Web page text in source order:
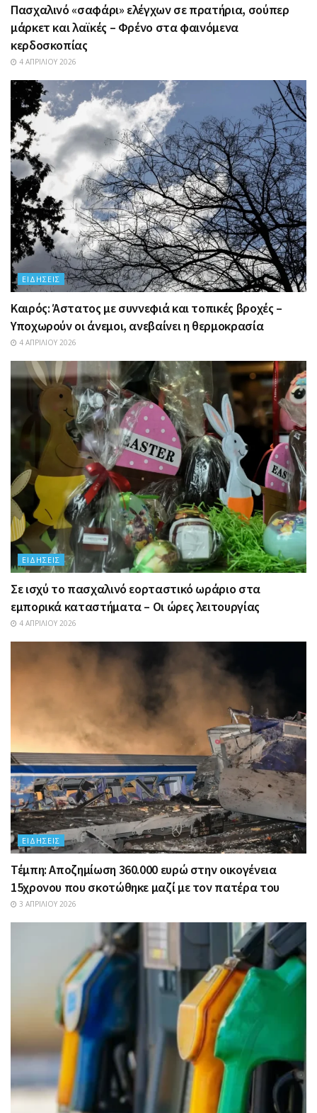
Πασχαλινό «σαφάρι» ελέγχων σε πρατήρια, σούπερ
μάρκετ και λαϊκές – Φρένο στα φαινόμενα
κερδοσκοπίας
4 ΑΠΡΙΛΊΟΥ 2026
ΕΙΔΉΣΕΙΣ
Καιρός: Άστατος με συννεφιά και τοπικές βροχές –
Υποχωρούν οι άνεμοι, ανεβαίνει η θερμοκρασία
4 ΑΠΡΙΛΊΟΥ 2026
ΕΙΔΉΣΕΙΣ
Σε ισχύ το πασχαλινό εορταστικό ωράριο στα
εμπορικά καταστήματα – Οι ώρες λειτουργίας
4 ΑΠΡΙΛΊΟΥ 2026
ΕΙΔΉΣΕΙΣ
Τέμπη: Αποζημίωση 360.000 ευρώ στην οικογένεια
15χρονου που σκοτώθηκε μαζί με τον πατέρα του
3 ΑΠΡΙΛΊΟΥ 2026